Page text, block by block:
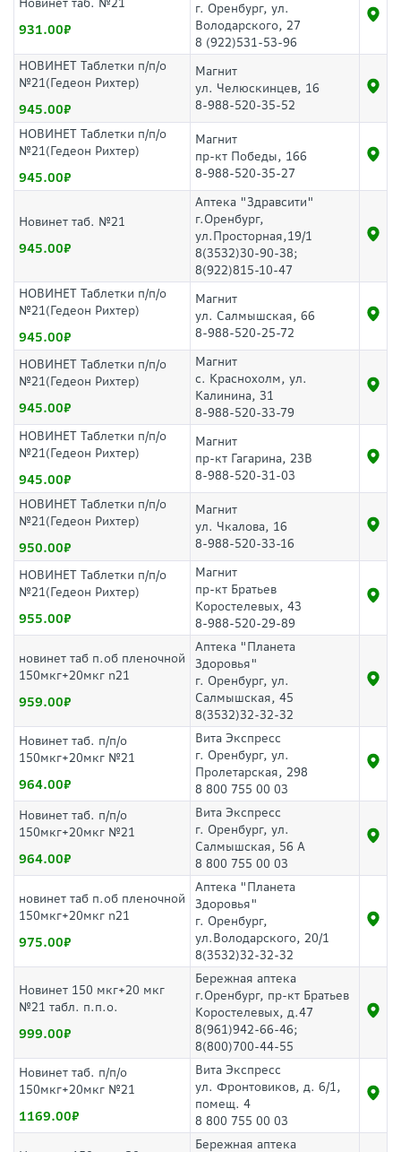
Новинет таб. №21
931.00
г. Оренбург, ул.
Володарского, 27
8 (922)531-53-96
НОВИНЕТ Таблетки п/п/о
№21(Гедеон Рихтер)
945.00
Магнит
ул. Челюскинцев, 16
8-988-520-35-52
НОВИНЕТ Таблетки п/п/о
№21(Гедеон Рихтер)
945.00
Магнит
пр-кт Победы, 166
8-988-520-35-27
Новинет таб. №21
945.00
Аптека "Здравсити"
г.Оренбург,
ул.Просторная,19/1
8(3532)30-90-38;
8(922)815-10-47
НОВИНЕТ Таблетки п/п/о
№21(Гедеон Рихтер)
945.00
Магнит
ул. Салмышская, 66
8-988-520-25-72
НОВИНЕТ Таблетки п/п/о
№21(Гедеон Рихтер)
945.00
Магнит
с. Краснохолм, ул.
Калинина, 31
8-988-520-33-79
НОВИНЕТ Таблетки п/п/о
№21(Гедеон Рихтер)
945.00
Магнит
пр-кт Гагарина, 23В
8-988-520-31-03
НОВИНЕТ Таблетки п/п/о
№21(Гедеон Рихтер)
950.00
Магнит
ул. Чкалова, 16
8-988-520-33-16
НОВИНЕТ Таблетки п/п/о
№21(Гедеон Рихтер)
955.00
Магнит
пр-кт Братьев
Коростелевых, 43
8-988-520-29-89
новинет таб п.об пленочной
150мкг+20мкг n21
959.00
Аптека "Планета
Здоровья"
г. Оренбург, ул.
Салмышская, 45
8(3532)32-32-32
Новинет таб. п/п/о
150мкг+20мкг №21
964.00
Вита Экспресс
г. Оренбург, ул.
Пролетарская, 298
8 800 755 00 03
Новинет таб. п/п/о
150мкг+20мкг №21
964.00
Вита Экспресс
г. Оренбург, ул.
Салмышская, 56 А
8 800 755 00 03
новинет таб п.об пленочной
150мкг+20мкг n21
975.00
Аптека "Планета
Здоровья"
г. Оренбург,
ул.Володарского, 20/1
8(3532)32-32-32
Новинет 150 мкг+20 мкг
№21 табл. п.п.о.
999.00
Бережная аптека
г.Оренбург, пр-кт Братьев
Коростелевых, д.47
8(961)942-66-46;
8(800)700-44-55
Новинет таб. п/п/о
150мкг+20мкг №21
1169.00
Вита Экспресс
ул. Фронтовиков, д. 6/1,
помещ. 4
8 800 755 00 03
Бережная аптека